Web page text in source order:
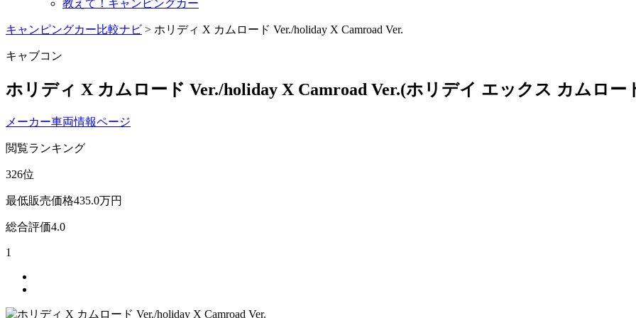
教えて！キャンピングカー
キャンピングカー比較ナビ > ホリディ X カムロード Ver./holiday X Camroad Ver.
キャブコン
ホリディ X カムロード Ver./holiday X Camroad Ver.(ホリデイ エックス カムロー
メーカー車両情報ページ
閲覧ランキング
326位
最低販売価格435.0万円
総合評価4.0
1